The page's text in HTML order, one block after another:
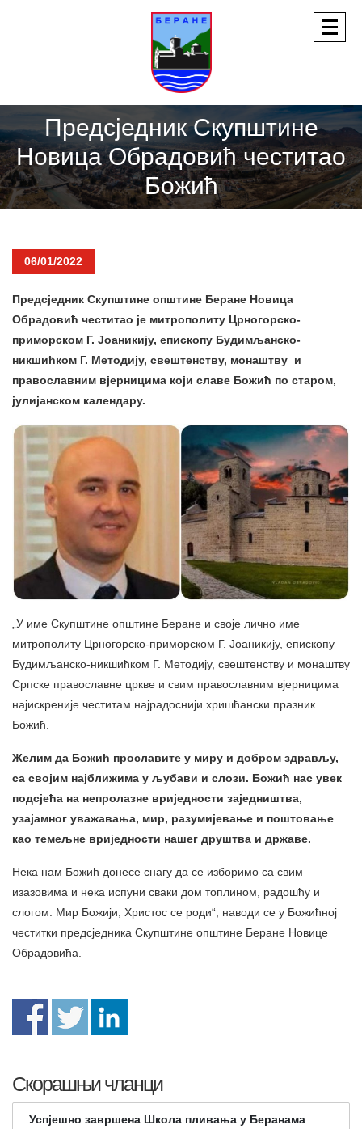
Предсједник Скупштине
Новица Обрадовић честитао
Божић
06/01/2022
Предсједник Скупштине општине Беране Новица
Обрадовић честитао је митрополиту Црногорско-
приморском Г. Јоаникију, епископу Будимљанско-
никшићком Г. Методију, свештенству, монаштву и
православним вјерницима који славе Божић по старом,
јулијанском календару.
„У име Скупштине општине Беране и своје лично име
митрополиту Црногорско-приморском Г. Јоаникију, епископу
Будимљанско-никшићком Г. Методију, свештенству и монаштву
Српске православне цркве и свим православним вјерницима
најискреније честитам најрадоснији хришћански празник
Божић.
Желим да Божић прославите у миру и добром здрављу,
са својим најближима у љубави и слози. Божић нас увек
подсјећа на непролазне вриједности заједништва,
узајамног уважавања, мир, разумијевање и поштовање
као темељне вриједности нашег друштва и државе.
Нека нам Божић донесе снагу да се изборимо са свим
изазовима и нека испуни сваки дом топлином, радошћу и
слогом. Мир Божији, Христос се роди“, наводи се у Божићној
честитки предсједника Скупштине општине Беране Новице
Обрадовића.
Скорашњи чланци
Успјешно завршена Школа пливања у Беранама